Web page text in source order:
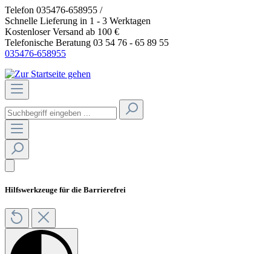
Telefon 035476-658955 /
Schnelle Lieferung in 1 - 3 Werktagen
Kostenloser Versand ab 100 €
Telefonische Beratung 03 54 76 - 65 89 55
035476-658955
Hilfswerkzeuge für die Barrierefrei